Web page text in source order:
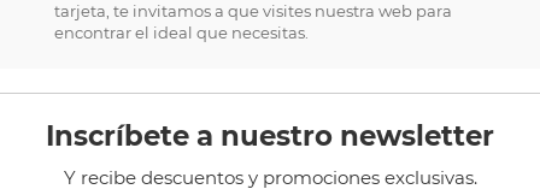
tarjeta, te invitamos a que visites nuestra web para
encontrar el ideal que necesitas.
Inscríbete a nuestro newsletter
Y recibe descuentos y promociones exclusivas.